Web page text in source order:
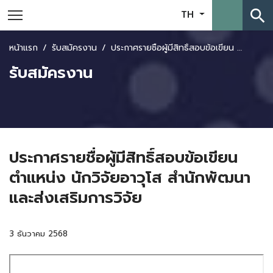
TH search
หน้าแรก รับสมัครงาน ประกาศรายชื่อผู้มีสิทธิ์สอบข้อเขียน ตำแหน่ง นักวิจัยอาวุโส สำนักพัฒนาและส่งเสริมการวิจัย
รับสมัครงาน
ประกาศรายชื่อผู้มีสิทธิ์สอบข้อเขียน
ตำแหน่ง นักวิจัยอาวุโส สำนักพัฒนา
และส่งเสริมการวิจัย
3 ธันวาคม 2568